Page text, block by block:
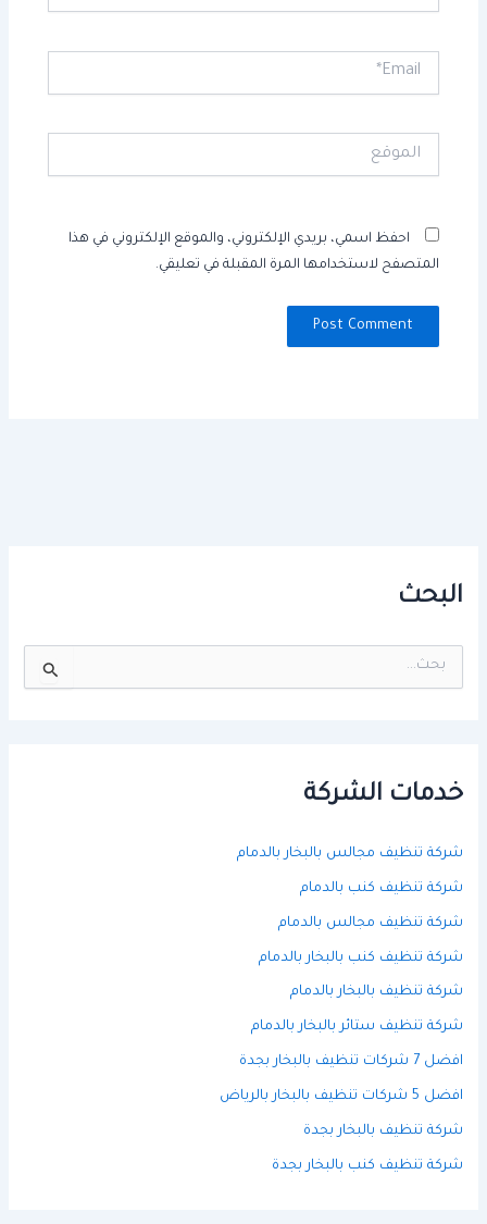
Email*
الموقع
احفظ اسمي، بريدي الإلكتروني، والموقع الإلكتروني في هذا
المتصفح لاستخدامها المرة المقبلة في تعليقي.
البحث
ن
خدمات الشركة
شركة تنظيف مجالس بالبخار بالدمام
شركة تنظيف كنب بالدمام
شركة تنظيف مجالس بالدمام
شركة تنظيف كنب بالبخار بالدمام
شركة تنظيف بالبخار بالدمام
شركة تنظيف ستائر بالبخار بالدمام
افضل 7 شركات تنظيف بالبخار بجدة
افضل 5 شركات تنظيف بالبخار بالرياض
شركة تنظيف بالبخار بجدة
شركة تنظيف كنب بالبخار بجدة